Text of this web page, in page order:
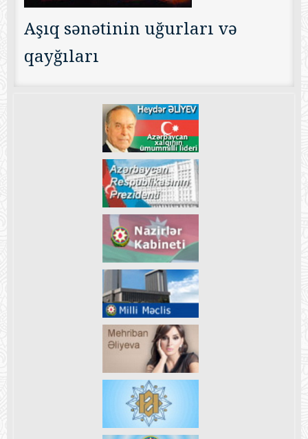
Aşıq sənətinin uğurları və
qayğıları